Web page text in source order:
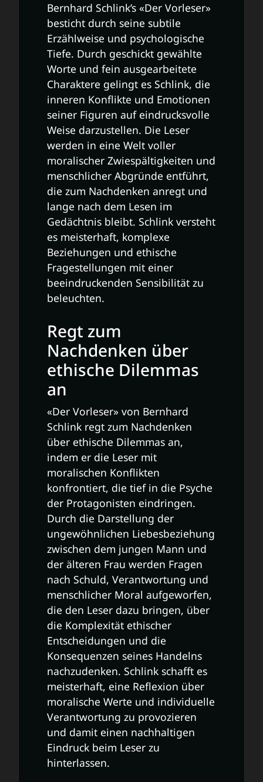
Bernhard Schlink’s «Der Vorleser»
besticht durch seine subtile
Erzählweise und psychologische
Tiefe. Durch geschickt gewählte
Worte und fein ausgearbeitete
Charaktere gelingt es Schlink, die
inneren Konflikte und Emotionen
seiner Figuren auf eindrucksvolle
Weise darzustellen. Die Leser
werden in eine Welt voller
moralischer Zwiespältigkeiten und
menschlicher Abgründe entführt,
die zum Nachdenken anregt und
lange nach dem Lesen im
Gedächtnis bleibt. Schlink versteht
es meisterhaft, komplexe
Beziehungen und ethische
Fragestellungen mit einer
beeindruckenden Sensibilität zu
beleuchten.
Regt zum
Nachdenken über
ethische Dilemmas
an
«Der Vorleser» von Bernhard
Schlink regt zum Nachdenken
über ethische Dilemmas an,
indem er die Leser mit
moralischen Konflikten
konfrontiert, die tief in die Psyche
der Protagonisten eindringen.
Durch die Darstellung der
ungewöhnlichen Liebesbeziehung
zwischen dem jungen Mann und
der älteren Frau werden Fragen
nach Schuld, Verantwortung und
menschlicher Moral aufgeworfen,
die den Leser dazu bringen, über
die Komplexität ethischer
Entscheidungen und die
Konsequenzen seines Handelns
nachzudenken. Schlink schafft es
meisterhaft, eine Reflexion über
moralische Werte und individuelle
Verantwortung zu provozieren
und damit einen nachhaltigen
Eindruck beim Leser zu
hinterlassen.